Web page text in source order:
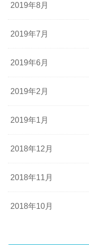
2019年8月
2019年7月
2019年6月
2019年2月
2019年1月
2018年12月
2018年11月
2018年10月